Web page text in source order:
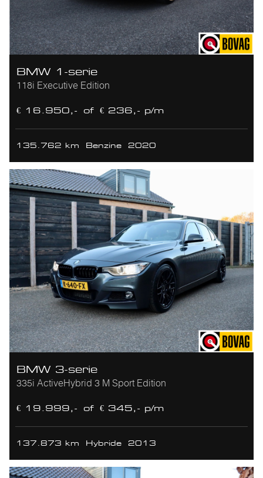
BMW 1-serie
118i Executive Edition
€ 16.950,- of € 236,- p/m
135.762 km Benzine 2020
BMW 3-serie
335i ActiveHybrid 3 M Sport Edition
€ 19.999,- of € 345,- p/m
137.873 km Hybride 2013